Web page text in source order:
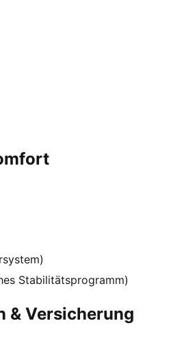
Stabilitätsprogramm)
& Versicherung